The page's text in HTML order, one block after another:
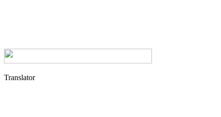
Translator